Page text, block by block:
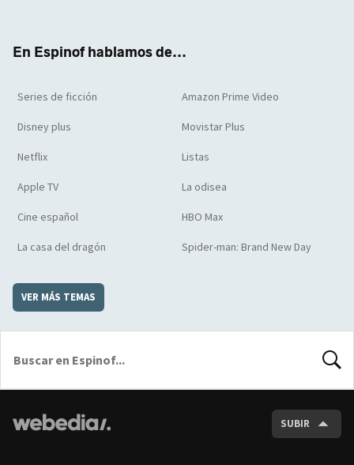
En Espinof hablamos de...
Series de ficción Amazon Prime Video
Disney plus Movistar Plus
Netflix Listas
Apple TV La odisea
Cine español HBO Max
La casa del dragón Spider-man: Brand New Day
VER MÁS TEMAS
SUBIR